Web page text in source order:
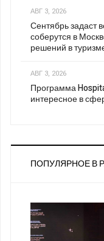
АВГ 3, 2026
Сентябрь задаст
соберутся в
решений в
АВГ 3, 2026
Программа
интересное в
ПОПУЛЯРНОЕ В